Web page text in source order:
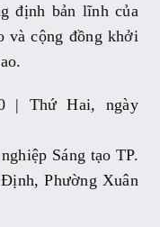
định bản lĩnh của
và cộng đồng khởi
| Thứ Hai, ngày
Sáng tạo TP.
Phường Xuân